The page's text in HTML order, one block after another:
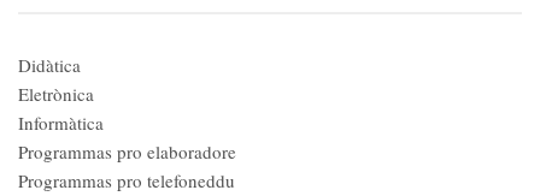
Didàtica
Eletrònica
Informàtica
Programmas pro elaboradore
Programmas pro telefoneddu